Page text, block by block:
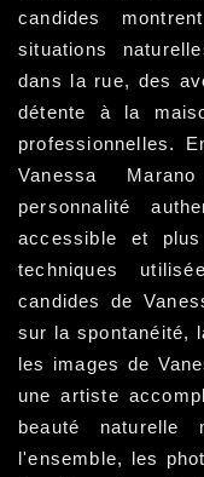
candides
situations
dans la rue, des
détente à la
professionnelles.
Vanessa
personnalité
accessible et
techniques
candides de
sur la spontanéité,
les images de
une artiste
beauté
l'ensemble, les